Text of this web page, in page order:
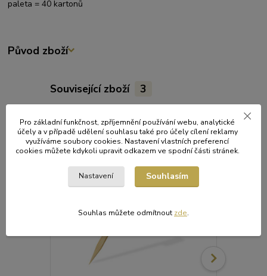
paleta = 40 kartonů
Původ zboží
Související zboží 3
Pro základní funkčnost, zpříjemnění používání webu, analytické
účely a v případě udělení souhlasu také pro účely cílení reklamy
využíváme soubory cookies. Nastavení vlastních preferencí
cookies můžete kdykoli upravit odkazem ve spodní části stránek.
Nastavení Souhlasím
Souhlas můžete odmítnout zde.